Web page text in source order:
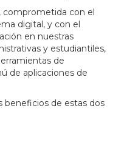
comprometida con el
digital, y con el
en nuestras
y estudiantiles,
de
de aplicaciones de
beneficios de estas dos